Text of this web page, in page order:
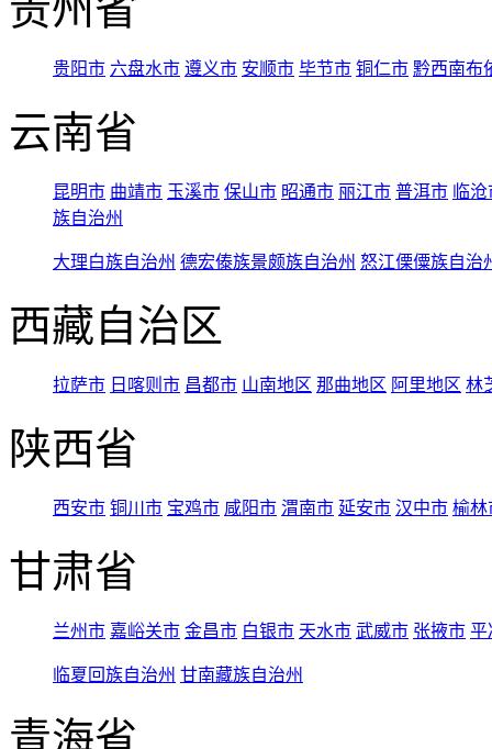
贵阳市 六盘水市 遵义市 安顺市 毕节市 铜仁市 黔西南布
云南省
昆明市 曲靖市 玉溪市 保山市 昭通市 丽江市 普洱市 临
族自治州
大理白族自治州 德宏傣族景颇族自治州 怒江傈僳族自治
西藏自治区
拉萨市 日喀则市 昌都市 山南地区 那曲地区 阿里地区 林
陕西省
西安市 铜川市 宝鸡市 咸阳市 渭南市 延安市 汉中市 榆林
甘肃省
兰州市 嘉峪关市 金昌市 白银市 天水市 武威市 张掖市 平
临夏回族自治州 甘南藏族自治州
青海省